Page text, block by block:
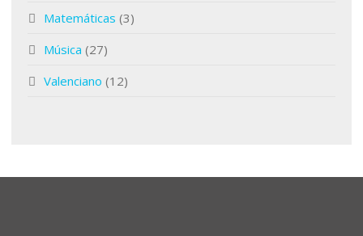
Matemáticas (3)
Música (27)
Valenciano (12)